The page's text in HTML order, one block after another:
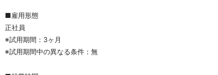
■雇用形態
正社員
※試用期間：3ヶ月
※試用期間中の異なる条件：無